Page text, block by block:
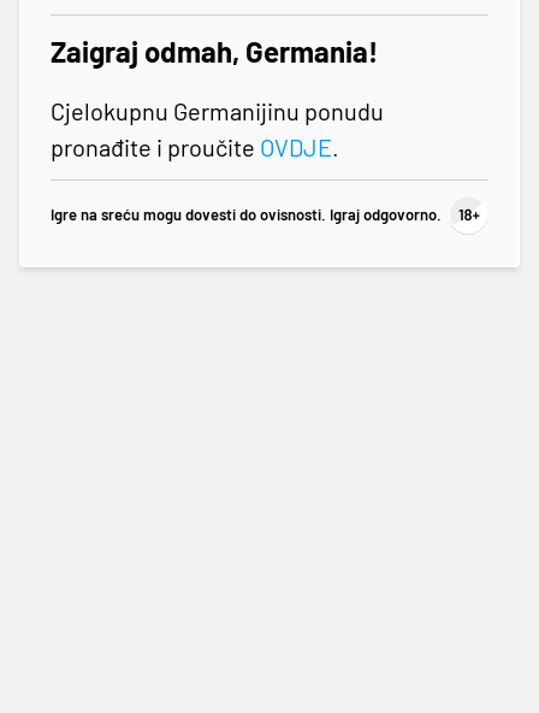
Zaigraj odmah, Germania!
Cjelokupnu Germanijinu ponudu
pronađite i proučite OVDJE.
Igre na sreću mogu dovesti do ovisnosti. Igraj odgovorno.